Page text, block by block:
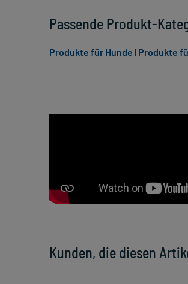
Kunden, die diesen
Passende Produkt-
Produkte für Hunde | Produkte